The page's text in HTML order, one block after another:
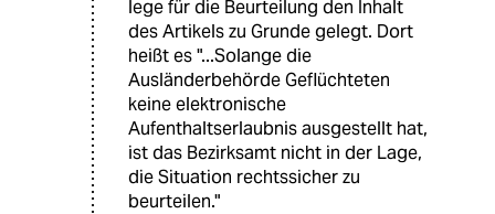
lege für die Beurteilung den Inhalt
des Artikels zu Grunde gelegt. Dort
heißt es "...Solange die
Ausländerbehörde Geflüchteten
keine elektronische
Aufenthaltserlaubnis ausgestellt hat,
ist das Bezirksamt nicht in der Lage,
die Situation rechtssicher zu
beurteilen."